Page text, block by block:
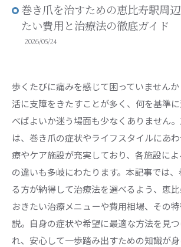
巻き爪を治すための恵比寿駅周
たい費用と治療法の徹底ガイド
2026/05/24
歩くたびに痛みを感じて困っていません
活に支障をきたすことが多く、何を基準
べばよいか迷う場面も少なくありません
は、巻き爪の症状やライフスタイルにあ
療やケア施設が充実しており、各施設に
の違いも多岐にわたります。本記事では
る方が納得して治療法を選べるよう、恵
おきたい治療メニューや費用相場、その
説。自身の症状や希望に最適な方法を見
れ、安心して一歩踏み出すための知識が身